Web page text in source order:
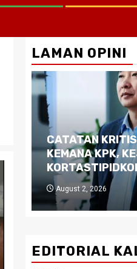
LAMAN OPINI
CATATAN
KEMANA KPK,
August 2, 2026
EDITORIAL